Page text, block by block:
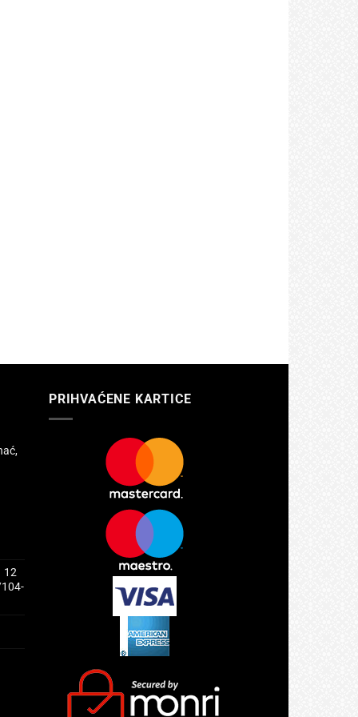
12
PRIHVAĆENE KARTICE